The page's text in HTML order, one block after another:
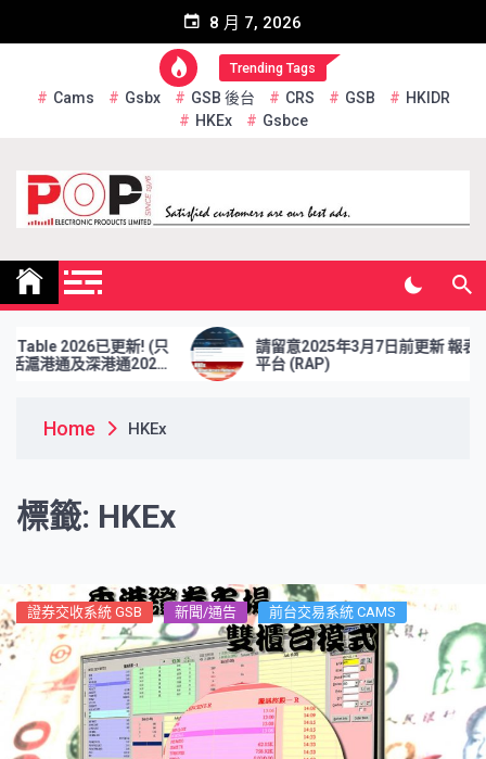
8 月 7, 2026
Trending Tags
Cams Gsbx GSB 後台 CRS GSB
HKIDR
HKEx
Gsbce
Pop Electronic Products
Limited
2026已更新! (只
通及深港通2026
請留意2025年3月7日前更新 報表檢索
平台 (RAP)
Home HKEx
標籤: HKEx
證券交收系統 GSB 新聞/通告 前台交易系統 CAMS